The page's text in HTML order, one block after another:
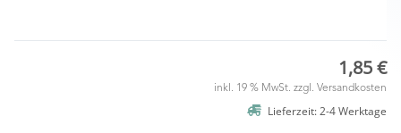
1,85 €
inkl. 19 % MwSt. zzgl. Versandkosten
Lieferzeit: 2-4 Werktage